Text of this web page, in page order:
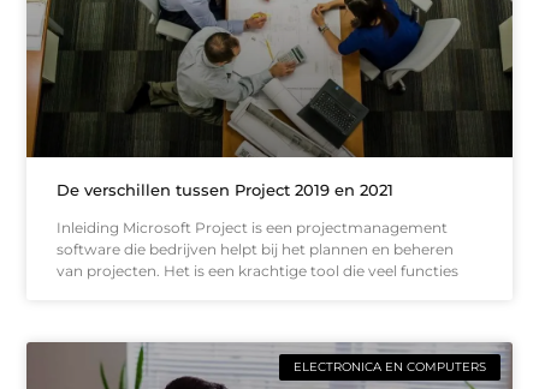
De verschillen tussen Project 2019 en 2021
Inleiding Microsoft Project is een projectmanagement
software die bedrijven helpt bij het plannen en beheren
van projecten. Het is een krachtige tool die veel functies
ELECTRONICA EN COMPUTERS